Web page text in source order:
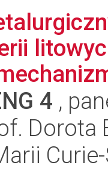
4 ,
Dorota